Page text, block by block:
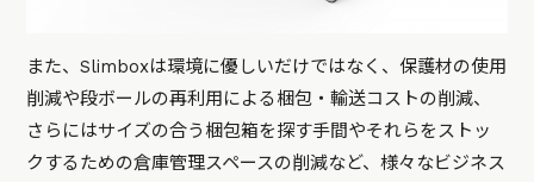
また、Slimboxは環境に優しいだけではなく、保護材の使用
削減や段ボールの再利用による梱包・輸送コストの削減、
さらにはサイズの合う梱包箱を探す手間やそれらをストッ
クするための倉庫管理スペースの削減など、様々なビジネス